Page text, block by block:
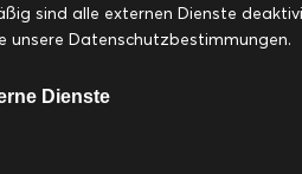
sind alle externen Dienste
unsere Datenschutzbestimmungen.
Dienste